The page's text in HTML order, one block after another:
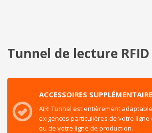
Tunnel de lecture RFID
ACCESSOIRES
AIR! Tunnel est entièrement
exigences particulières de votre ligne
ou de votre ligne de production.